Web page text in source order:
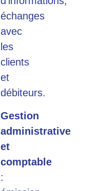
échanges
avec
les
clients
et
débiteurs.
Gestion
administrative
et
comptable
: